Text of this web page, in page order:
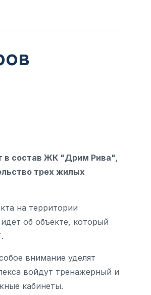
в состав ЖК "Дрим Рива",
трех жилых
на территории
об объекте, который
внимание уделят
войдут тренажерный и
кабинеты.